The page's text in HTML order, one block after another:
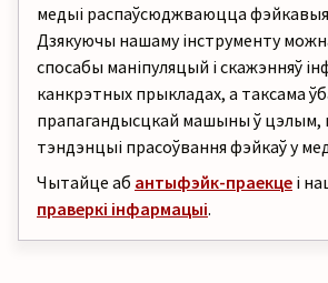
медыі распаўсюджваюцца
Дзякуючы нашаму інструменту
спосабы маніпуляцый і скажэнняў
канкрэтных прыкладах, а таксама
прапагандысцкай машыны ў цэлым,
тэндэнцыі прасоўвання фэйкаў у
Чытайце аб антыфэйк-праекце і
праверкі інфармацыі.